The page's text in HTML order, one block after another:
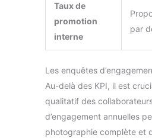
Taux de
promotion
interne
par
Les enquêtes
Au-delà des KPI, il est
qualitatif des
d’engagement annuelles
photographie complète et